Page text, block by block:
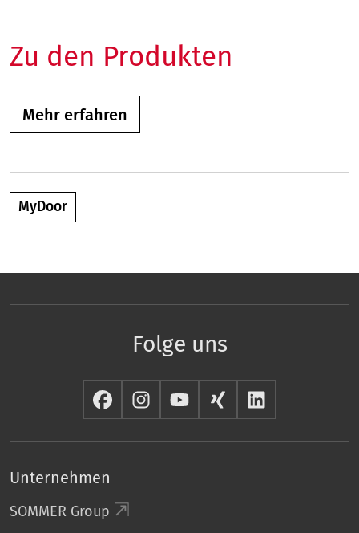
Zu den Produkten
Mehr erfahren
MyDoor
Folge uns
Unternehmen
SOMMER Group